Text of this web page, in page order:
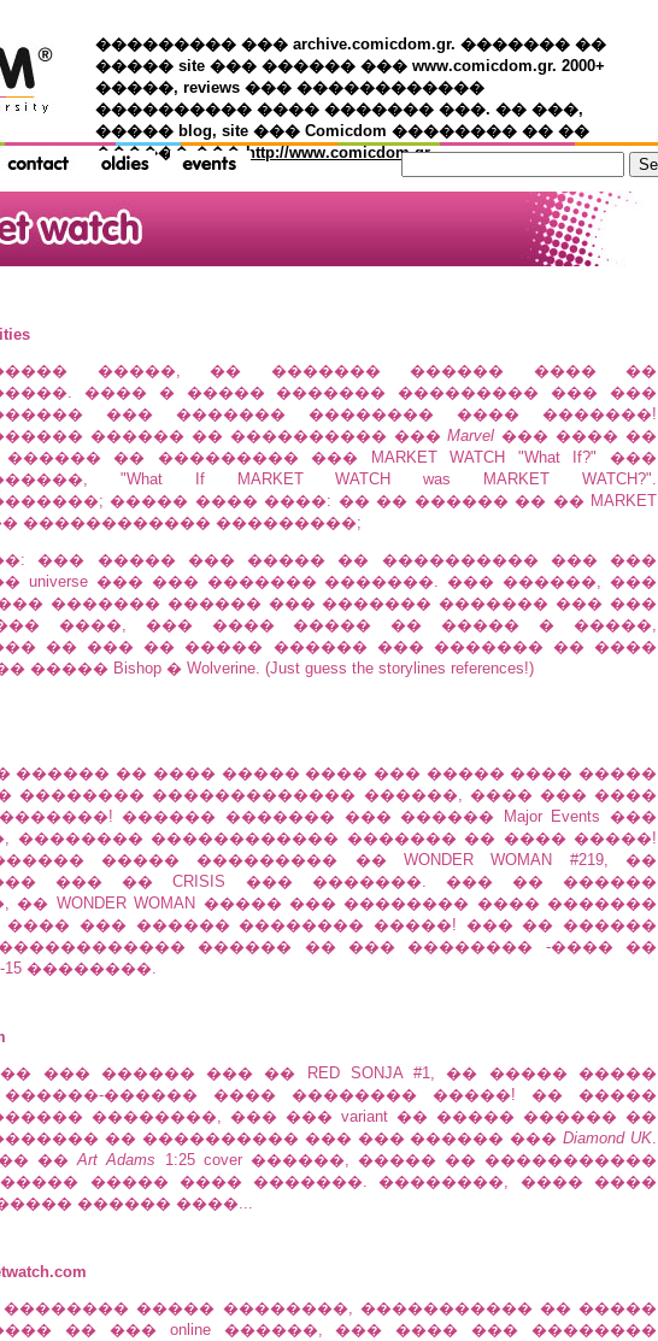
��������� ��� archive.comicdom.gr. ������� ��
����� site ��� ������ ��� www.comicdom.gr. 2000+
�����, reviews ��� ������������
���������� ���� ������� ���. �� ���,
����� blog, site ��� Comicdom �������� �� ��
������ ��� http://www.comicdom.gr
�����, �� ������� ������ ���� ��
���� � ����� ������� ��������� ��� ���
��� ������� �������� ���� �������!
������ �� ���������� ���Marvel ��� ���� ��
�� ��������� ��� MARKET WATCH "What If?" ���
"What If MARKET WATCH was MARKET WATCH?".
����� ���� ����: �� �� ������ �� �� MARKET
������������ ���������;
��� ����� ��� ����� �� ���������� ��� ���
universe ��� ��� ������� �������. ��� ������, ���
������� ������ ��� ������� ������� ��� ���
����, ��� ���� ����� �� ����� � �����,
�� ��� �� ����� ������ ��� ������� �� ����
Bishop � Wolverine. (Just guess the storylines references!)
������ �� ���� ����� ���� ��� ����� ���� �����
�������� ������������� ������, ���� ��� ����
������ ������� ��� ������ Major Events ���
�������� ������������ ������� �� ���� �����!
������ ����� ��������� �� WONDER WOMAN #219, ��
��� �� CRISIS ��� �������. ��� �� ������
WONDER WOMAN ����� ��� �������� ���� �������
���� ��� ������ �������� �����! ��� �� ������
������������ ������ �� ��� �������� -���� ��
15 ��������.
��� ������ ��� �� RED SONJA #1, �� ����� �����
������ ���� �������� �����! �� �����
��������, ��� ��� variant �� ����� ������ ��
�� ���������� ��� ��� ������ ���Diamond UK.
��Art Adams 1:25 cover ������, ����� �� �����������
����� ���� �������. ��������, ���� ����
������ ����...
����� ��������, ����������� �� �����
�� ��� online ������, ��� ���� ��� ��������